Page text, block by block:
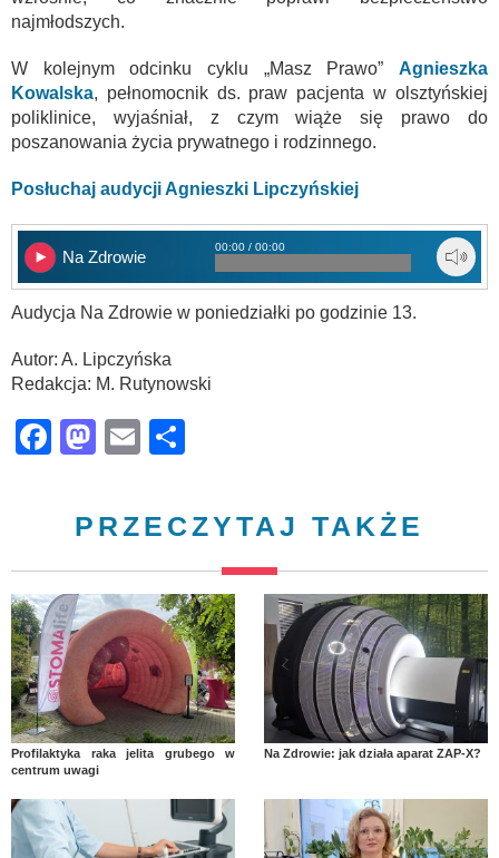
najmłodszych.
W kolejnym odcinku cyklu „Masz Prawo” Agnieszka
Kowalska, pełnomocnik ds. praw pacjenta w olsztyńskiej
poliklinice, wyjaśniał, z czym wiąże się prawo do
poszanowania życia prywatnego i rodzinnego.
Posłuchaj audycji Agnieszki Lipczyńskiej
Na Zdrowie
00:00 / 00:00
Audycja Na Zdrowie w poniedziałki po godzinie 13.
Autor: A. Lipczyńska
Redakcja: M. Rutynowski
Facebook
Mastodon
Email
PRZECZYTAJ TAKŻE
Profilaktyka raka jelita grubego w
centrum uwagi
Na Zdrowie: jak działa aparat ZAP-X?